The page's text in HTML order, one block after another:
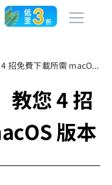
【macOS 下載】教您 4 招免費下載所需 macOS 版本
教您 4 招
版本